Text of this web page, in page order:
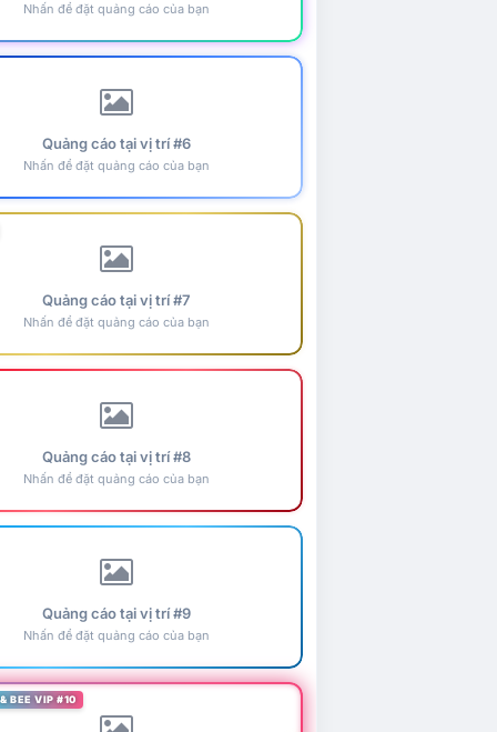
Nhấn để đặt quảng cáo của bạn
Quảng cáo tại vị trí #6
Nhấn để đặt quảng cáo của bạn
Quảng cáo tại vị trí #7
Nhấn để đặt quảng cáo của bạn
Quảng cáo tại vị trí #8
Nhấn để đặt quảng cáo của bạn
Quảng cáo tại vị trí #9
Nhấn để đặt quảng cáo của bạn
BEE VIP #10